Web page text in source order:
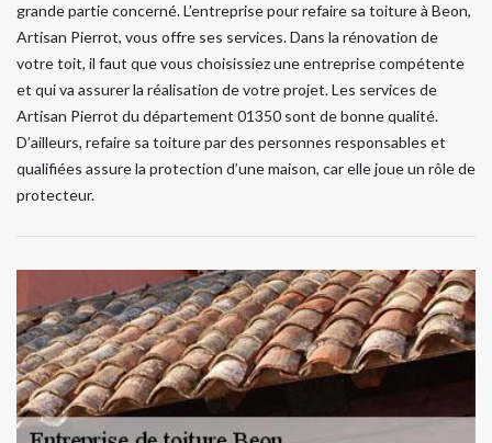
grande partie concerné. L’entreprise pour refaire sa toiture à Beon,
Artisan Pierrot, vous offre ses services. Dans la rénovation de
votre toit, il faut que vous choisissiez une entreprise compétente
et qui va assurer la réalisation de votre projet. Les services de
Artisan Pierrot du département 01350 sont de bonne qualité.
D’ailleurs, refaire sa toiture par des personnes responsables et
qualifiées assure la protection d’une maison, car elle joue un rôle de
protecteur.